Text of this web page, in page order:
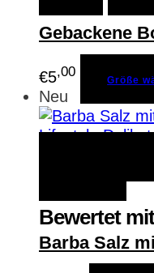
Gebackene
€5,00 Größe
Neu
Bewertet
Barba Salz